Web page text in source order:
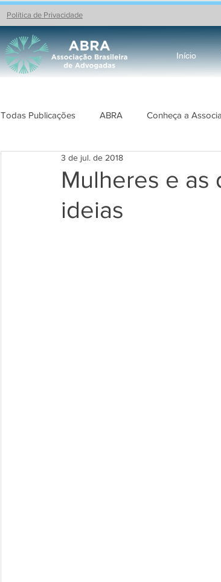
Política de Privacidade
Início
Todas Publicações ABRA Conheça a
Celebrações PROJETOS ABRA
Mulheres e as
ideias
3 de jul. de 2018